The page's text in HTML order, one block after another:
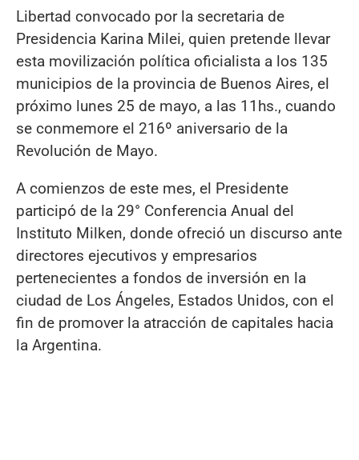
Libertad convocado por la secretaria de
Presidencia Karina Milei, quien pretende llevar
esta movilización política oficialista a los 135
municipios de la provincia de Buenos Aires, el
próximo lunes 25 de mayo, a las 11hs., cuando
se conmemore el 216º aniversario de la
Revolución de Mayo.
A comienzos de este mes, el Presidente
participó de la 29° Conferencia Anual del
Instituto Milken, donde ofreció un discurso ante
directores ejecutivos y empresarios
pertenecientes a fondos de inversión en la
ciudad de Los Ángeles, Estados Unidos, con el
fin de promover la atracción de capitales hacia
la Argentina.